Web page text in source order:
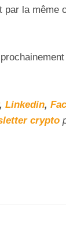
par la même
, Linkedin,
crypto